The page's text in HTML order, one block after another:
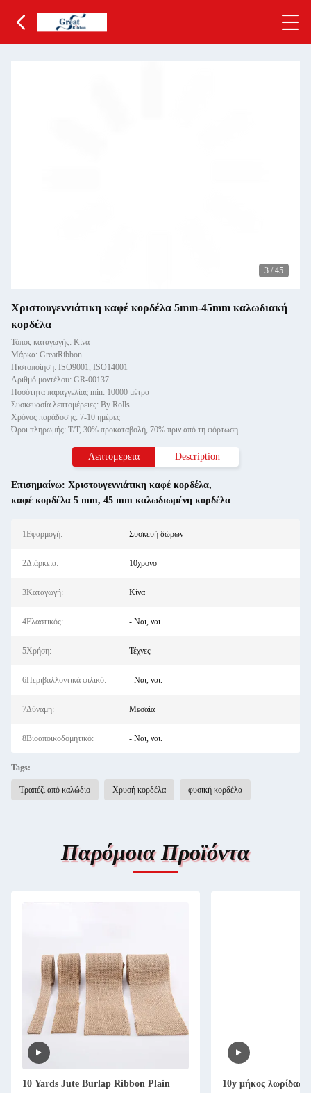
3 / 45
Χριστουγεννιάτικη καφέ κορδέλα 5mm-45mm καλωδιακή
κορδέλα
Τόπος καταγωγής: Κίνα
Μάρκα: GreatRibbon
Πιστοποίηση: ISO9001, ISO14001
Αριθμό μοντέλου: GR-00137
Ποσότητα παραγγελίας min: 10000 μέτρα
Συσκευασία λεπτομέρειες: By Rolls
Χρόνος παράδοσης: 7-10 ημέρες
Όροι πληρωμής: T/T, 30% προκαταβολή, 70% πριν από τη φόρτωση
Λεπτομέρεια Description
Επισημαίνω: Χριστουγεννιάτικη καφέ κορδέλα,
καφέ κορδέλα 5 mm, 45 mm καλωδιωμένη κορδέλα
1Εφαρμογή: Συσκευή δώρων
2Διάρκεια: 10χρονο
3Καταγωγή: Κίνα
4Ελαστικός: - Ναι, ναι.
5Χρήση: Τέχνες
6Περιβαλλοντικά φιλικό: - Ναι, ναι.
7Δύναμη: Μεσαία
8Βιοαποικοδομητικό: - Ναι, ναι.
Tags:
Τραπέζι από καλώδιο Χρυσή κορδέλα φυσική κορδέλα
Παρόμοια Προϊόντα
10 Yards Jute Burlap Ribbon Plain
10y μήκος λωρίδας